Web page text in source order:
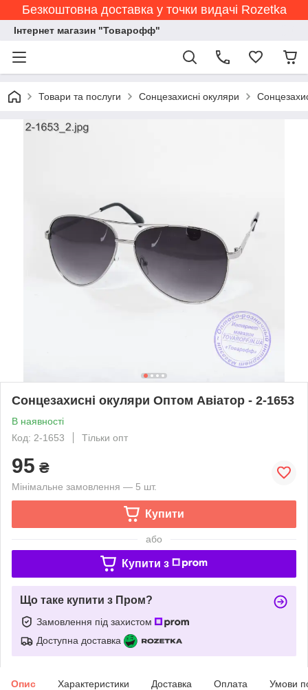
Безкоштовна доставка у точки видачі Rozetka
Інтернет магазин "Товарофф"
Товари та послуги Сонцезахисні окуляри
Сонцезахисні окуляри Оптом Авіатор - 2-1653
В наявності
Код: 2-1653
Тільки опт
95 ₴
Мінімальне замовлення — 5 шт.
Купити
або
Купити з
Що таке купити з Пром?
Замовлення під захистом
Доступна доставка
Опис Характеристики Доставка Оплата Умови